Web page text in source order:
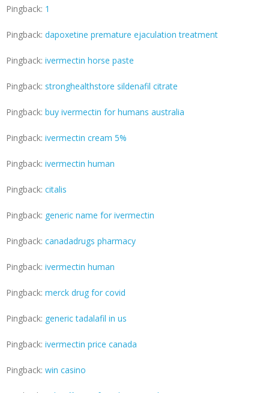
Pingback: 1
Pingback: dapoxetine premature ejaculation treatment
Pingback: ivermectin horse paste
Pingback: stronghealthstore sildenafil citrate
Pingback: buy ivermectin for humans australia
Pingback: ivermectin cream 5%
Pingback: ivermectin human
Pingback: citalis
Pingback: generic name for ivermectin
Pingback: canadadrugs pharmacy
Pingback: ivermectin human
Pingback: merck drug for covid
Pingback: generic tadalafil in us
Pingback: ivermectin price canada
Pingback: win casino